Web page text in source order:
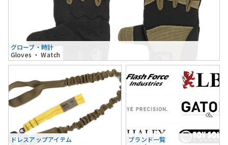
グローブ・時計
Gloves ・ Watch
ドレスアップアイテム
ブランド一覧